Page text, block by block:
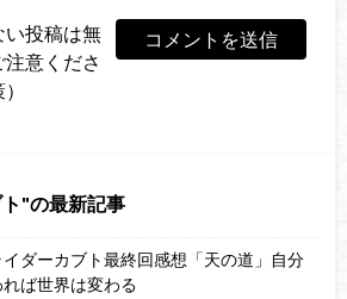
い投稿は無
意くださ
の最新記事
ダーカブト最終回感想「天の道」自分
ば世界は変わる